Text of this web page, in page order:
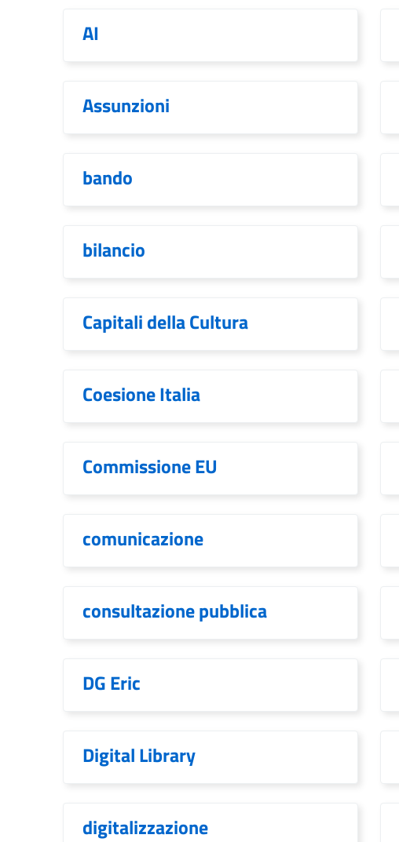
AI
Assunzioni
bando
bilancio
Capitali della Cultura
Coesione Italia
Commissione EU
comunicazione
consultazione pubblica
DG Eric
Digital Library
digitalizzazione